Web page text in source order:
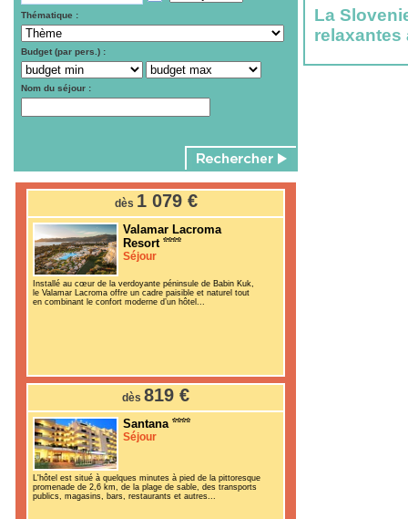
Thématique :
Budget (par pers.) :
Nom du séjour :
dès 1 079 €
Valamar Lacroma
Resort
Séjour
Installé au cœur de la verdoyante péninsule de Babin Kuk,
le Valamar Lacroma offre un cadre paisible et naturel tout
en combinant le confort moderne d’un hôtel...
dès 819 €
Santana
Séjour
L'hôtel est situé à quelques minutes à pied de la pittoresque
promenade de 2,6 km, de la plage de sable, des transports
publics, magasins, bars, restaurants et autres...
La
relaxantes